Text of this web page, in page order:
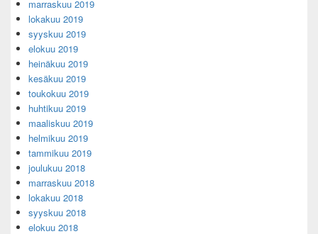
marraskuu 2019
lokakuu 2019
syyskuu 2019
elokuu 2019
heinäkuu 2019
kesäkuu 2019
toukokuu 2019
huhtikuu 2019
maaliskuu 2019
helmikuu 2019
tammikuu 2019
joulukuu 2018
marraskuu 2018
lokakuu 2018
syyskuu 2018
elokuu 2018